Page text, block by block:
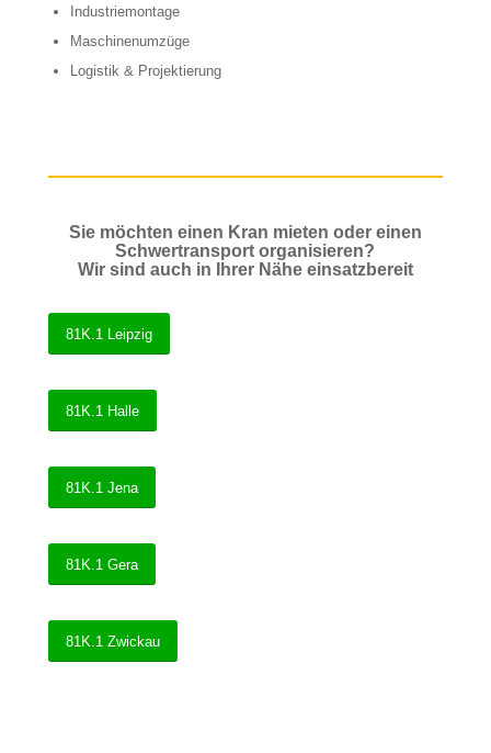
Industriemontage
Maschinenumzüge
Logistik & Projektierung
Sie möchten einen Kran mieten oder einen
Schwertransport organisieren?
Wir sind auch in Ihrer Nähe einsatzbereit
81K.1 Leipzig
81K.1 Halle
81K.1 Jena
81K.1 Gera
81K.1 Zwickau